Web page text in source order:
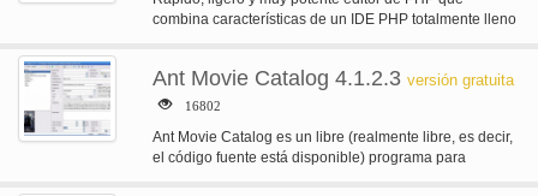
combina características de un IDE PHP totalmente lleno
Ant Movie Catalog 4.1.2.3 versión gratuita
16802
Ant Movie Catalog es un libre (realmente libre, es decir,
el código fuente está disponible) programa para